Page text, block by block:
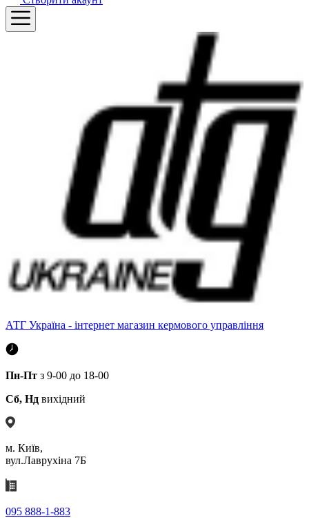
АТГ Україна - інтернет магазин кермового управління
Пн-Пт з 9-00 до 18-00
Сб, Нд вихідний
м. Київ,
вул.Лаврухіна 7Б
095 888-1-883